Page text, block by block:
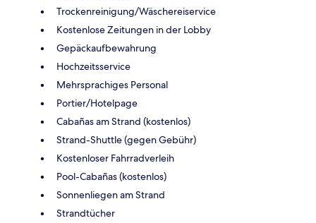
Trockenreinigung/Wäschereiservice
Kostenlose Zeitungen in der Lobby
Gepäckaufbewahrung
Hochzeitsservice
Mehrsprachiges Personal
Portier/Hotelpage
Cabañas am Strand (kostenlos)
Strand-Shuttle (gegen Gebühr)
Kostenloser Fahrradverleih
Pool-Cabañas (kostenlos)
Sonnenliegen am Strand
Strandtücher